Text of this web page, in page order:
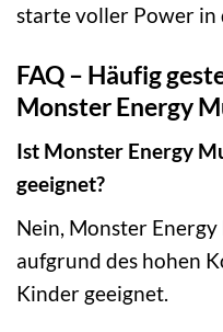
starte voller Power in
FAQ – Häufig
Monster Energy
Ist Monster Energy
geeignet?
Nein, Monster
aufgrund des hohen
Kinder geeignet.